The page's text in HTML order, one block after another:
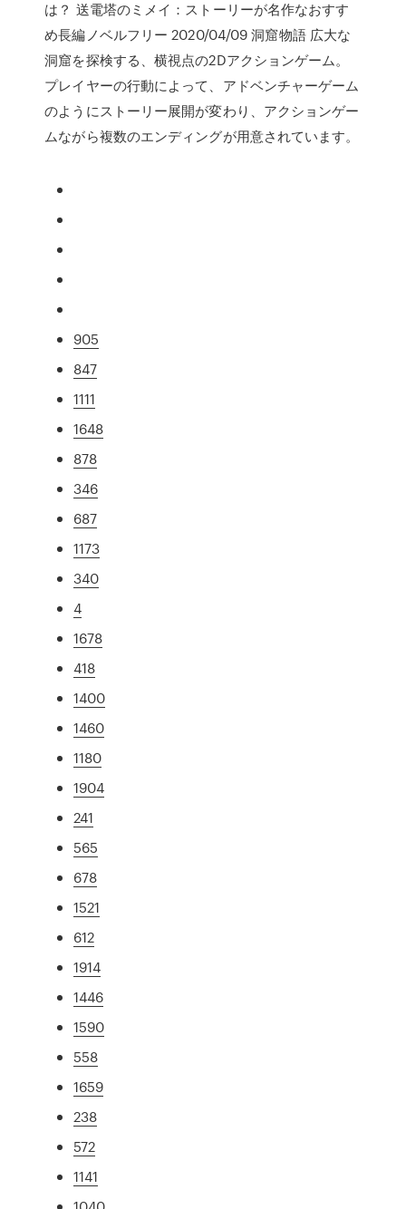
は？ 送電塔のミメイ：ストーリーが名作なおすす
め長編ノベルフリー 2020/04/09 洞窟物語 広大な
洞窟を探検する、横視点の2Dアクションゲーム。
プレイヤーの行動によって、アドベンチャーゲーム
のようにストーリー展開が変わり、アクションゲー
ムながら複数のエンディングが用意されています。
905
847
1111
1648
878
346
687
1173
340
4
1678
418
1400
1460
1180
1904
241
565
678
1521
612
1914
1446
1590
558
1659
238
572
1141